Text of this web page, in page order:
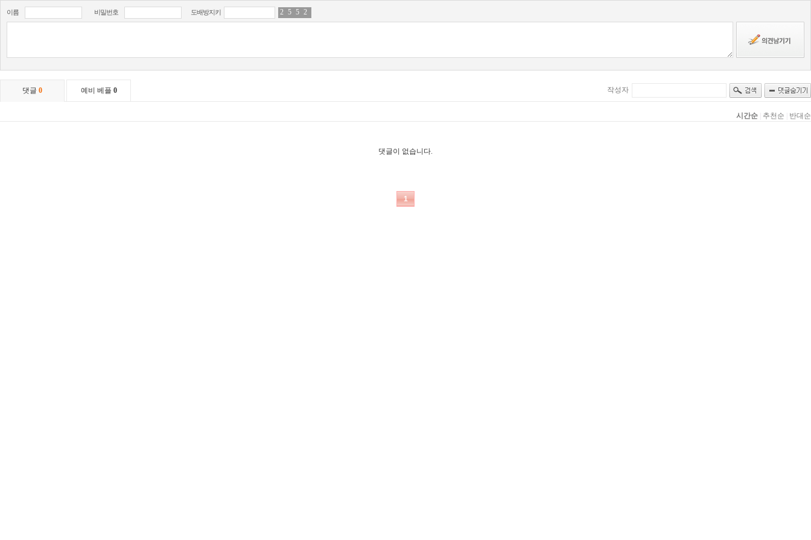
이름 비밀번호 도배방지키 2 5 5 2
댓글 0 예비 베플 0 작성자
시간순 추천순 반대순
댓글이 없습니다.
1